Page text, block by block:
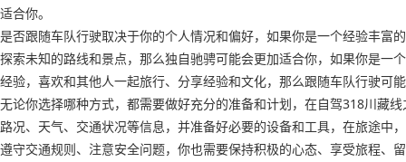
适合你。
是否跟随车队行驶取决于你的个人情况和偏好，如果你是一个经验丰富
探索未知的路线和景点，那么独自驰骋可能会更加适合你，如果你是一
经验，喜欢和其他人一起旅行、分享经验和文化，那么跟随车队行驶可
无论你选择哪种方式，都需要做好充分的准备和计划，在自驾318川藏
路况、天气、交通状况等信息，并准备好必要的设备和工具，在旅途中
遵守交通规则、注意安全问题，你也需要保持积极的心态、享受旅程、